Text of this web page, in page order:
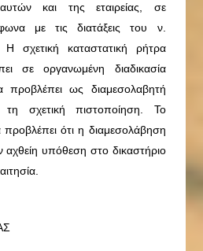
και της εταιρείας, σε
με τις διατάξεις του ν.
σχετική καταστατική ρήτρα
σε οργανωμένη διαδικασία
προβλέπει ως διαμεσολαβητή
σχετική πιστοποίηση. Το
προβλέπει ότι η διαμεσολάβηση
αχθείη υπόθεση στο δικαστήριο